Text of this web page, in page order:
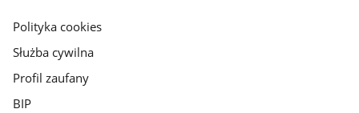
gov.pl
Polityka cookies
Służba cywilna
Profil zaufany
BIP